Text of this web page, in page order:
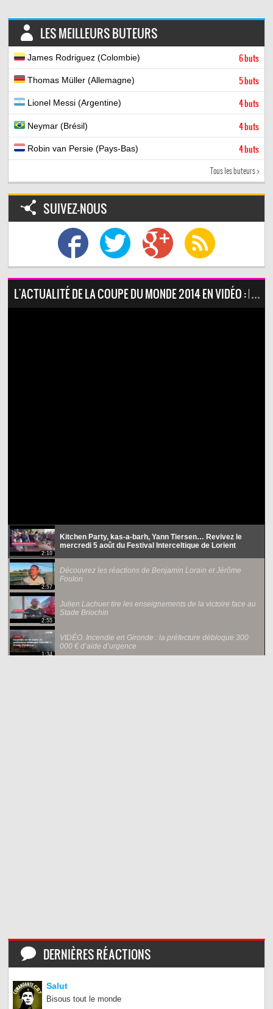
LES MEILLEURS BUTEURS
James Rodriguez (Colombie) 6 buts
Thomas Müller (Allemagne) 5 buts
Lionel Messi (Argentine) 4 buts
Neymar (Brésil) 4 buts
Robin van Persie (Pays-Bas) 4 buts
Tous les buteurs >
SUIVEZ-NOUS
L'ACTUALITÉ DE LA COUPE DU MONDE 2014 EN VIDÉO :
2:10
Kitchen Party, kas-a-barh, Yann Tiersen… Revivez le
mercredi 5 août du Festival Interceltique de Lorient
2:57
Découvrez les réactions de Benjamin Lorain et Jérôme
Foulon
2:55
Julien Lachuer tire les enseignements de la victoire face au
Stade Briochin
1:34
VIDÉO. Incendie en Gironde : la préfecture débloque 300
000 € d’aide d’urgence
DERNIÈRES RÉACTIONS
Salut
Bisous tout le monde